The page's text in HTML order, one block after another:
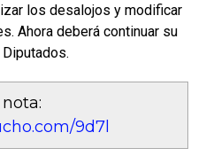
los desalojos y modificar
Ahora deberá continuar su
9d7l